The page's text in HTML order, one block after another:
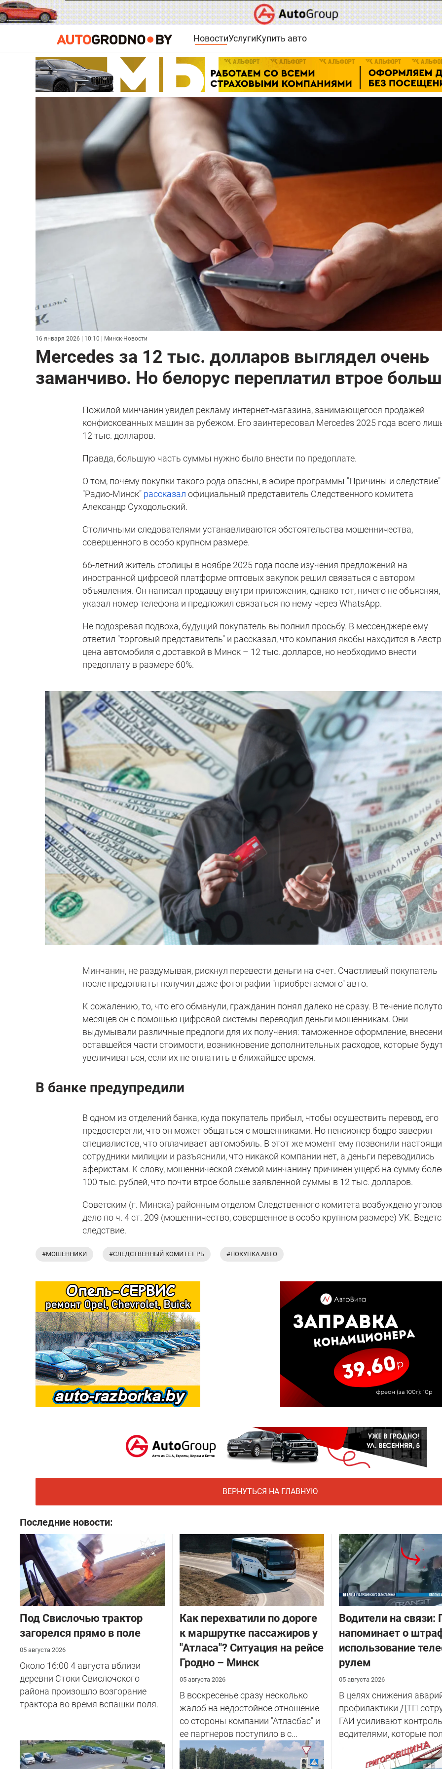
НовостиУслугиКупить авто
16 января 2026 | 10:10 | Минск-Новости
Mercedes за 12 тыс. долларов выглядел очень
заманчиво. Но белорус переплатил втрое
Пожилой минчанин увидел рекламу интернет-магазина, занимающегося продажей
конфискованных машин за рубежом. Его заинтересовал Mercedes 2025 года всего
12 тыс. долларов.
Правда, большую часть суммы нужно было внести по предоплате.
О том, почему покупки такого рода опасны, в эфире программы "Причины и следствие"
"Радио-Минск" рассказал официальный представитель Следственного комитета
Александр Суходольский.
Столичными следователями устанавливаются обстоятельства мошенничества,
совершенного в особо крупном размере.
66-летний житель столицы в ноябре 2025 года после изучения предложений на
иностранной цифровой платформе оптовых закупок решил связаться с автором
объявления. Он написал продавцу внутри приложения, однако тот, ничего не объясняя,
указал номер телефона и предложил связаться по нему через WhatsApp.
Не подозревая подвоха, будущий покупатель выполнил просьбу. В мессенджере ему
ответил "торговый представитель" и рассказал, что компания якобы находится в
цена автомобиля с доставкой в Минск – 12 тыс. долларов, но необходимо внести
предоплату в размере 60%.
Минчанин, не раздумывая, рискнул перевести деньги на счет. Счастливый покупатель
после предоплаты получил даже фотографии "приобретаемого" авто.
К сожалению, то, что его обманули, гражданин понял далеко не сразу. В течение
месяцев он с помощью цифровой системы переводил деньги мошенникам. Они
выдумывали различные предлоги для их получения: таможенное оформление,
оставшейся части стоимости, возникновение дополнительных расходов, которые
увеличиваться, если их не оплатить в ближайшее время.
В банке предупредили
В одном из отделений банка, куда покупатель прибыл, чтобы осуществить перевод, его
предостерегли, что он может общаться с мошенниками. Но пенсионер бодро заверил
специалистов, что оплачивает автомобиль. В этот же момент ему позвонили
сотрудники милиции и разъяснили, что никакой компании нет, а деньги переводились
аферистам. К слову, мошеннической схемой минчанину причинен ущерб на сумму
100 тыс. рублей, что почти втрое больше заявленной суммы в 12 тыс. долларов.
Советским (г. Минска) районным отделом Следственного комитета возбуждено
дело по ч. 4 ст. 209 (мошенничество, совершенное в особо крупном размере) УК.
следствие.
#МОШЕННИКИ #СЛЕДСТВЕННЫЙ КОМИТЕТ РБ #ПОКУПКА АВТО
ВЕРНУТЬСЯ НА ГЛАВНУЮ
Последние новости:
Под Свислочью трактор
загорелся прямо в поле
05 августа 2026
Около 16:00 4 августа вблизи
деревни Стоки Свислочского
района произошло возгорание
трактора во время вспашки поля.
Как перехватили по дороге
к маршрутке пассажиров у
"Атласа"? Ситуация на рейсе
Гродно – Минск
05 августа 2026
В воскресенье сразу несколько
жалоб на недостойное отношение
со стороны компании "Атласбас" и
ее партнеров поступило в с...
Водители на связи:
напоминает о
использование
рулем
05 августа 2026
В целях снижения
профилактики ДТП
ГАИ усиливают
водителями, которые